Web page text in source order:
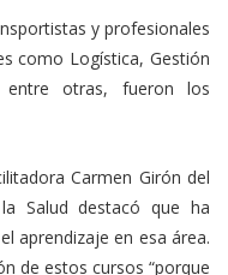
y profesionales
como Logística, Gestión
entre otras, fueron los
Carmen Girón del
Salud destacó que ha
aprendizaje en esa área.
de estos cursos “porque